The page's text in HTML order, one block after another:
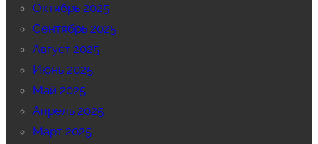
Октябрь 2025
Сентябрь 2025
Август 2025
Июнь 2025
Май 2025
Апрель 2025
Март 2025